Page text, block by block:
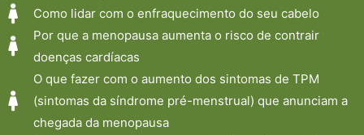
Como lidar com o enfraquecimento do seu cabelo
Por que a menopausa aumenta o risco de contrair
doenças cardíacas
O que fazer com o aumento dos sintomas de TPM
(sintomas da síndrome pré-menstrual) que anunciam a
chegada da menopausa